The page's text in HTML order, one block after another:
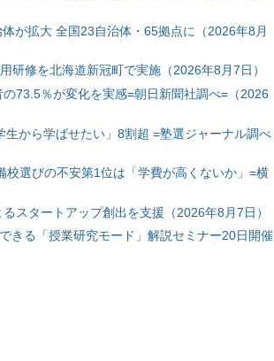
が拡大 全国23自治体・65拠点に（2026年8月
研修を北海道新冠町で実施（2026年8月7日）
73.5％が変化を実感=朝日新聞社調べ=（2026
から学ばせたい」8割超 =塾選ジャーナル調べ
選びの不安第1位は「学費が高くないか」=横
スタートアップ創出を支援（2026年8月7日）
きる「授業研究モード」解説セミナー20日開催